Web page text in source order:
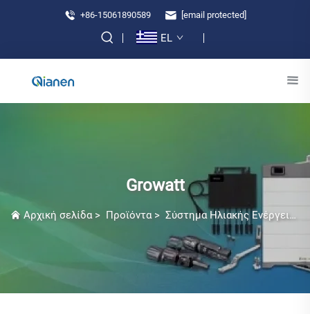
+86-15061890589 [email protected]
EL
Growatt
Αρχική σελίδα > Προϊόντα > Σύστημα Ηλιακής Ενέργειας για Βεράνδα